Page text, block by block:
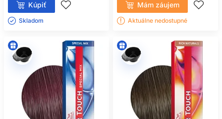
Kúpiť
Skladom ㅤ
Mám záujem
Aktuálne nedostupné